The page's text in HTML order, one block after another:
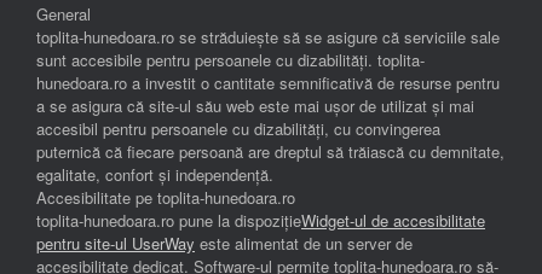
General
toplita-hunedoara.ro se străduiește să se asigure că serviciile sale
sunt accesibile pentru persoanele cu dizabilități. toplita-
hunedoara.ro a investit o cantitate semnificativă de resurse pentru
a se asigura că site-ul său web este mai ușor de utilizat și mai
accesibil pentru persoanele cu dizabilități, cu convingerea
puternică că fiecare persoană are dreptul să trăiască cu demnitate,
egalitate, confort și independenţă.
Accesibilitate pe toplita-hunedoara.ro
toplita-hunedoara.ro pune la dispozițieWidget-ul de accesibilitate
pentru site-ul UserWay este alimentat de un server de
accesibilitate dedicat. Software-ul permite toplita-hunedoara.ro să-